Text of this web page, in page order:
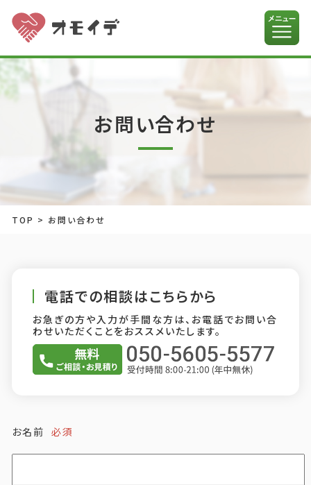
お問い合わせ
TOP > お問い合わせ
電話での相談はこちらから
お急ぎの方や入力が手間な方は、お電話でお問い合
わせいただくことをおススメいたします。
お名前 必須